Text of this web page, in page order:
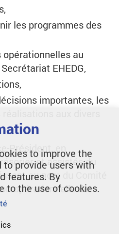
les programmes des
au
EHEDG,
importantes, les
Président, en
et assistés du
au nom du Comité
opérationnelle de
to improve the
to provide users with
features. By
to the use of cookies.